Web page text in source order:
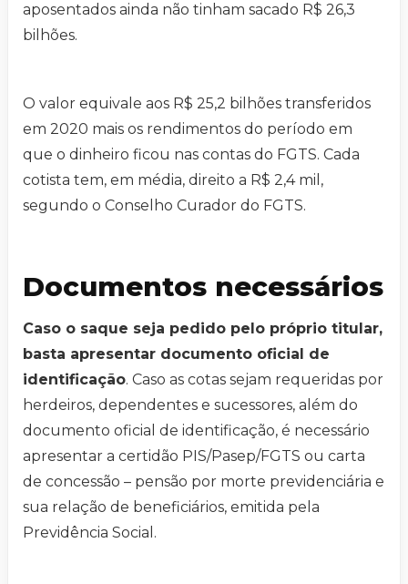
aposentados ainda não tinham sacado R$ 26,3
bilhões.
O valor equivale aos R$ 25,2 bilhões transferidos
em 2020 mais os rendimentos do período em
que o dinheiro ficou nas contas do FGTS. Cada
cotista tem, em média, direito a R$ 2,4 mil,
segundo o Conselho Curador do FGTS.
Documentos necessários
Caso o saque seja pedido pelo próprio titular,
basta apresentar documento oficial de
identificação. Caso as cotas sejam requeridas por
herdeiros, dependentes e sucessores, além do
documento oficial de identificação, é necessário
apresentar a certidão PIS/Pasep/FGTS ou carta
de concessão – pensão por morte previdenciária e
sua relação de beneficiários, emitida pela
Previdência Social.